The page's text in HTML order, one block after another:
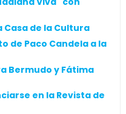
de la Cultura
de Paco Candela a la
Bermudo y Fátima
en la Revista de